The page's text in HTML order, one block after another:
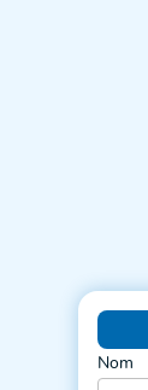
Nom